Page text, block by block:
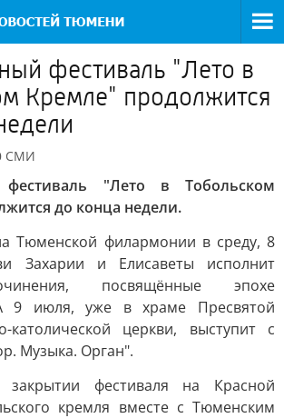
фестиваль "Лето в
Кремле" продолжится
СМИ
"Лето в Тобольском
до конца недели.
Тюменской филармонии в среду, 8
Захарии и Елисаветы исполнит
посвящённые эпохе
9 июля, уже в храме Пресвятой
католической церкви, выступит с
Музыка. Орган".
фестиваля на Красной
кремля вместе с Тюменским